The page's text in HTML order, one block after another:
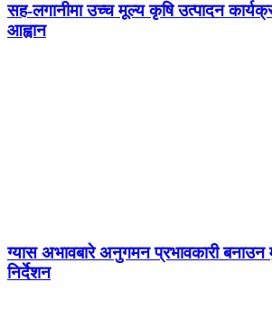
सह-लगानीमा उच्च मूल्य कृषि उत्पादन
आह्वान
ग्यास अभावबारे अनुगमन प्रभावकारी बनाउन
निर्देशन